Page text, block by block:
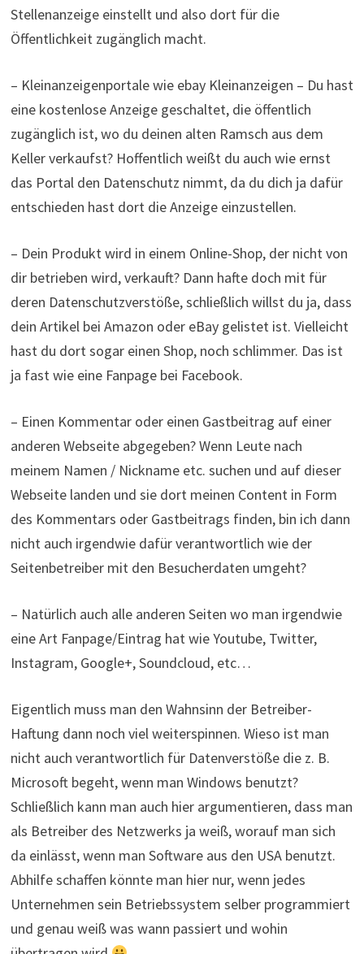
Stellenanzeige einstellt und also dort für die
Öffentlichkeit zugänglich macht.
– Kleinanzeigenportale wie ebay Kleinanzeigen – Du hast
eine kostenlose Anzeige geschaltet, die öffentlich
zugänglich ist, wo du deinen alten Ramsch aus dem
Keller verkaufst? Hoffentlich weißt du auch wie ernst
das Portal den Datenschutz nimmt, da du dich ja dafür
entschieden hast dort die Anzeige einzustellen.
– Dein Produkt wird in einem Online-Shop, der nicht von
dir betrieben wird, verkauft? Dann hafte doch mit für
deren Datenschutzverstöße, schließlich willst du ja, dass
dein Artikel bei Amazon oder eBay gelistet ist. Vielleicht
hast du dort sogar einen Shop, noch schlimmer. Das ist
ja fast wie eine Fanpage bei Facebook.
– Einen Kommentar oder einen Gastbeitrag auf einer
anderen Webseite abgegeben? Wenn Leute nach
meinem Namen / Nickname etc. suchen und auf dieser
Webseite landen und sie dort meinen Content in Form
des Kommentars oder Gastbeitrags finden, bin ich dann
nicht auch irgendwie dafür verantwortlich wie der
Seitenbetreiber mit den Besucherdaten umgeht?
– Natürlich auch alle anderen Seiten wo man irgendwie
eine Art Fanpage/Eintrag hat wie Youtube, Twitter,
Instagram, Google+, Soundcloud, etc…
Eigentlich muss man den Wahnsinn der Betreiber-
Haftung dann noch viel weiterspinnen. Wieso ist man
nicht auch verantwortlich für Datenverstöße die z. B.
Microsoft begeht, wenn man Windows benutzt?
Schließlich kann man auch hier argumentieren, dass man
als Betreiber des Netzwerks ja weiß, worauf man sich
da einlässt, wenn man Software aus den USA benutzt.
Abhilfe schaffen könnte man hier nur, wenn jedes
Unternehmen sein Betriebssystem selber programmiert
und genau weiß was wann passiert und wohin